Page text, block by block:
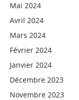
Mai 2024
Avril 2024
Mars 2024
Février 2024
Janvier 2024
Décembre 2023
Novembre 2023